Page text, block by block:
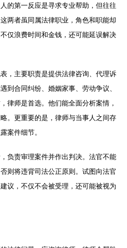
的第一反应是寻求专业帮助，但往往
两者虽同属法律职业，角色和职能却
仅浪费时间和金钱，还可能延误解决
，主要职责是提供法律咨询、代理诉
到合同纠纷、婚姻家事、劳动争议、
律师是首选。他们能全面分析案情，
。更重要的是，律师与当事人之间存
案件细节。
负责审理案件并作出判决。法官不能
则将违背司法公正原则。试图向法官
议，不仅不会被受理，还可能被视为